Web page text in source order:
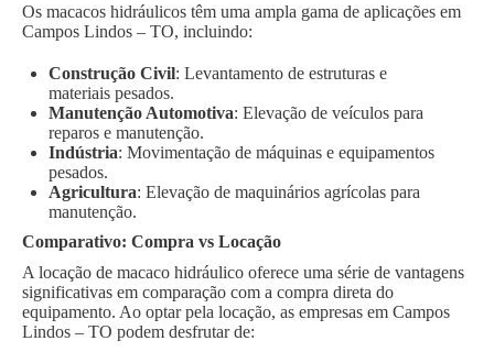
Os macacos hidráulicos têm uma ampla gama de aplicações em
Campos Lindos – TO, incluindo:
Construção Civil: Levantamento de estruturas e
materiais pesados.
Manutenção Automotiva: Elevação de veículos para
reparos e manutenção.
Indústria: Movimentação de máquinas e equipamentos
pesados.
Agricultura: Elevação de maquinários agrícolas para
manutenção.
Comparativo: Compra vs Locação
A locação de macaco hidráulico oferece uma série de vantagens
significativas em comparação com a compra direta do
equipamento. Ao optar pela locação, as empresas em Campos
Lindos – TO podem desfrutar de: